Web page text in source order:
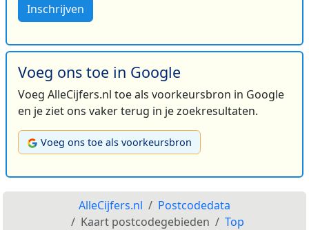
Inschrijven
Voeg ons toe in Google
Voeg AlleCijfers.nl toe als voorkeursbron in Google
en je ziet ons vaker terug in je zoekresultaten.
Voeg ons toe als voorkeursbron
AlleCijfers.nl
Postcodedata
Kaart postcodegebieden
Top